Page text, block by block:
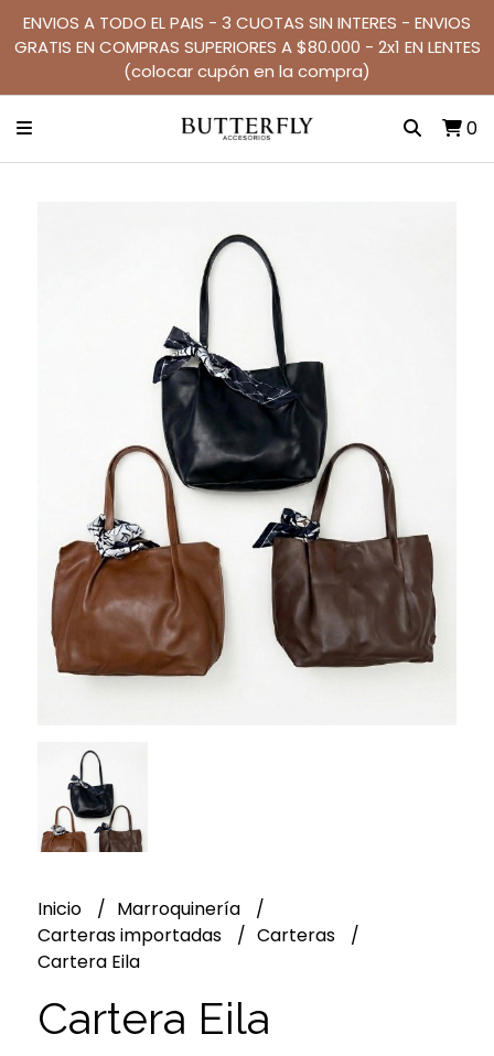
ENVIOS A TODO EL PAIS - 3 CUOTAS SIN INTERES - ENVIOS
GRATIS EN COMPRAS SUPERIORES A $80.000 - 2x1 EN LENTES
(colocar cupón en la compra)
0
Inicio
Marroquinería
Carteras importadas
Carteras
Cartera Eila
Cartera Eila